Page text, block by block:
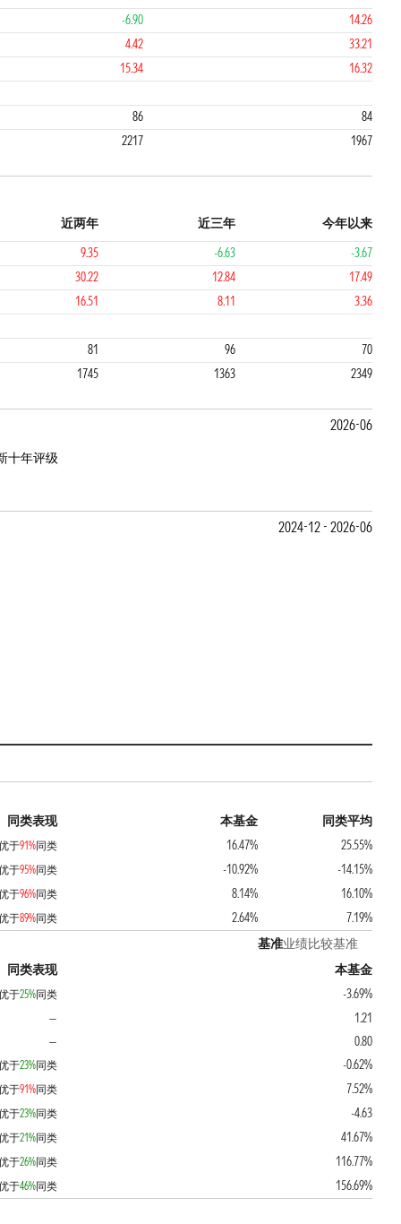
-6.90
14.26
4.42
33.21
15.34
16.32
4
86
84
2217 1967
近两年 近三年
今年以来
9.35 -6.63
-3.67
30.22 12.84
17.49
16.51 8.11
3.36
4 3
81 96
70
1745 1363 2349
2026-06
十年评级
2024-12 - 2026-06
同类表现 本基金
同类平均
于91%同类 16.47%
25.55%
于95%同类 -10.92%
-14.15%
于96%同类 8.14%
16.10%
于89%同类 2.64% 7.19%
基准业绩比较基准
同类表现
本基金
于25%同类
-3.69%
—
1.21
—
0.80
于23%同类
-0.62%
于91%同类
7.52%
于23%同类
-4.63
于21%同类
41.67%
于26%同类
116.77%
于46%同类 156.69%